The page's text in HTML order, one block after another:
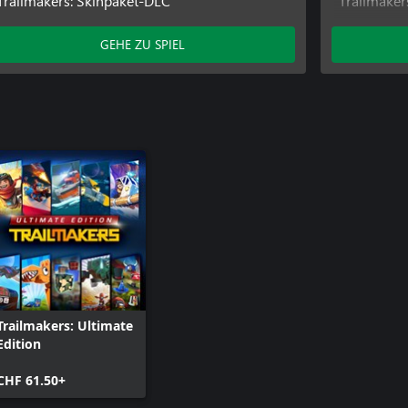
– und wirst entsandt,
GEHE ZU SPIEL
Sticker:
Ultimate
61.50+